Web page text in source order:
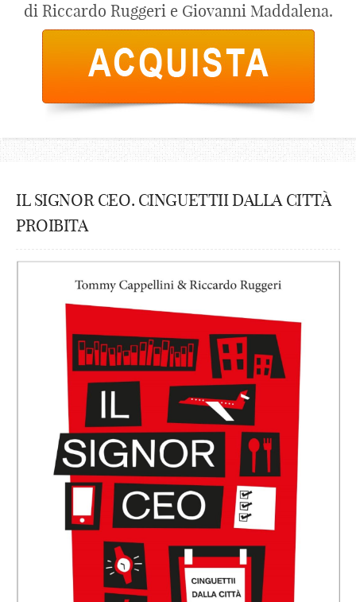
di Riccardo Ruggeri e Giovanni Maddalena.
IL SIGNOR CEO. CINGUETTII DALLA CITTÀ
PROIBITA